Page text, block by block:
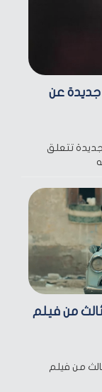
عن
تتعلق
من فيلم
من فيلم